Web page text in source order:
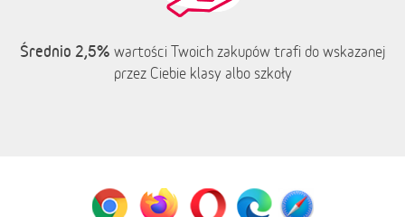
Średnio 2,5% wartości Twoich zakupów trafi do wskazanej
przez Ciebie klasy albo szkoły